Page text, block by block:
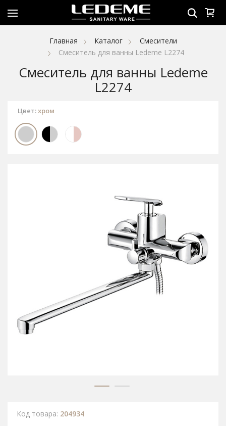
Главная Каталог
Смесители
Смеситель для ванны Ledeme L2274
Смеситель для ванны Ledeme
L2274
Цвет:хром
Код товара: 204934